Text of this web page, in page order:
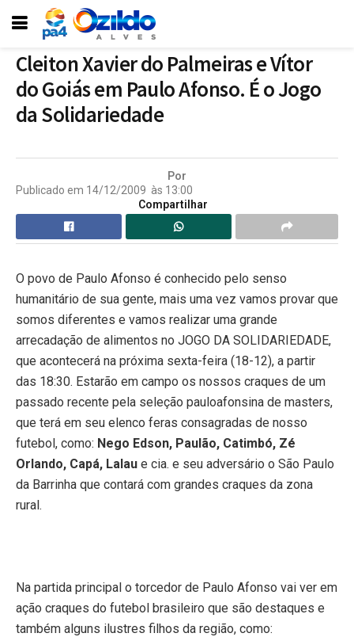
Cleiton Xavier do Palmeiras e Vítor
do Goiás em Paulo Afonso. É o Jogo
da Solidariedade
Por
Publicado em 14/12/2009 às 13:00
Compartilhar
O povo de Paulo Afonso é conhecido pelo senso
humanitário de sua gente, mais uma vez vamos provar que
somos diferentes e vamos realizar uma grande
arrecadação de alimentos no JOGO DA SOLIDARIEDADE,
que acontecerá na próxima sexta-feira (18-12), a partir
das 18:30. Estarão em campo os nossos craques de um
passado recente pela seleção pauloafonsina de masters,
que terá em seu elenco feras consagradas de nosso
futebol, como: Nego Edson, Paulão, Catimbó, Zé
Orlando, Capá, Lalau e cia. e seu adversário o São Paulo
da Barrinha que contará com grandes craques da zona
rural.
Na partida principal o torcedor de Paulo Afonso vai ver em
ação craques do futebol brasileiro que são destaques e
também alguns ilustres filhos da região, como: